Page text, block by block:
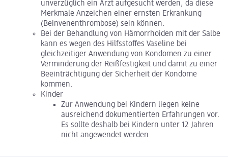
unverzüglich ein Arzt aufgesucht werden, da diese
Merkmale Anzeichen einer ernsten Erkrankung
(Beinvenenthrombose) sein können.
Bei der Behandlung von Hämorrhoiden mit der Salbe
kann es wegen des Hilfsstoffes Vaseline bei
gleichzeitiger Anwendung von Kondomen zu einer
Verminderung der Reißfestigkeit und damit zu einer
Beeinträchtigung der Sicherheit der Kondome
kommen.
Kinder
Zur Anwendung bei Kindern liegen keine
ausreichend dokumentierten Erfahrungen vor.
Es sollte deshalb bei Kindern unter 12 Jahren
nicht angewendet werden.